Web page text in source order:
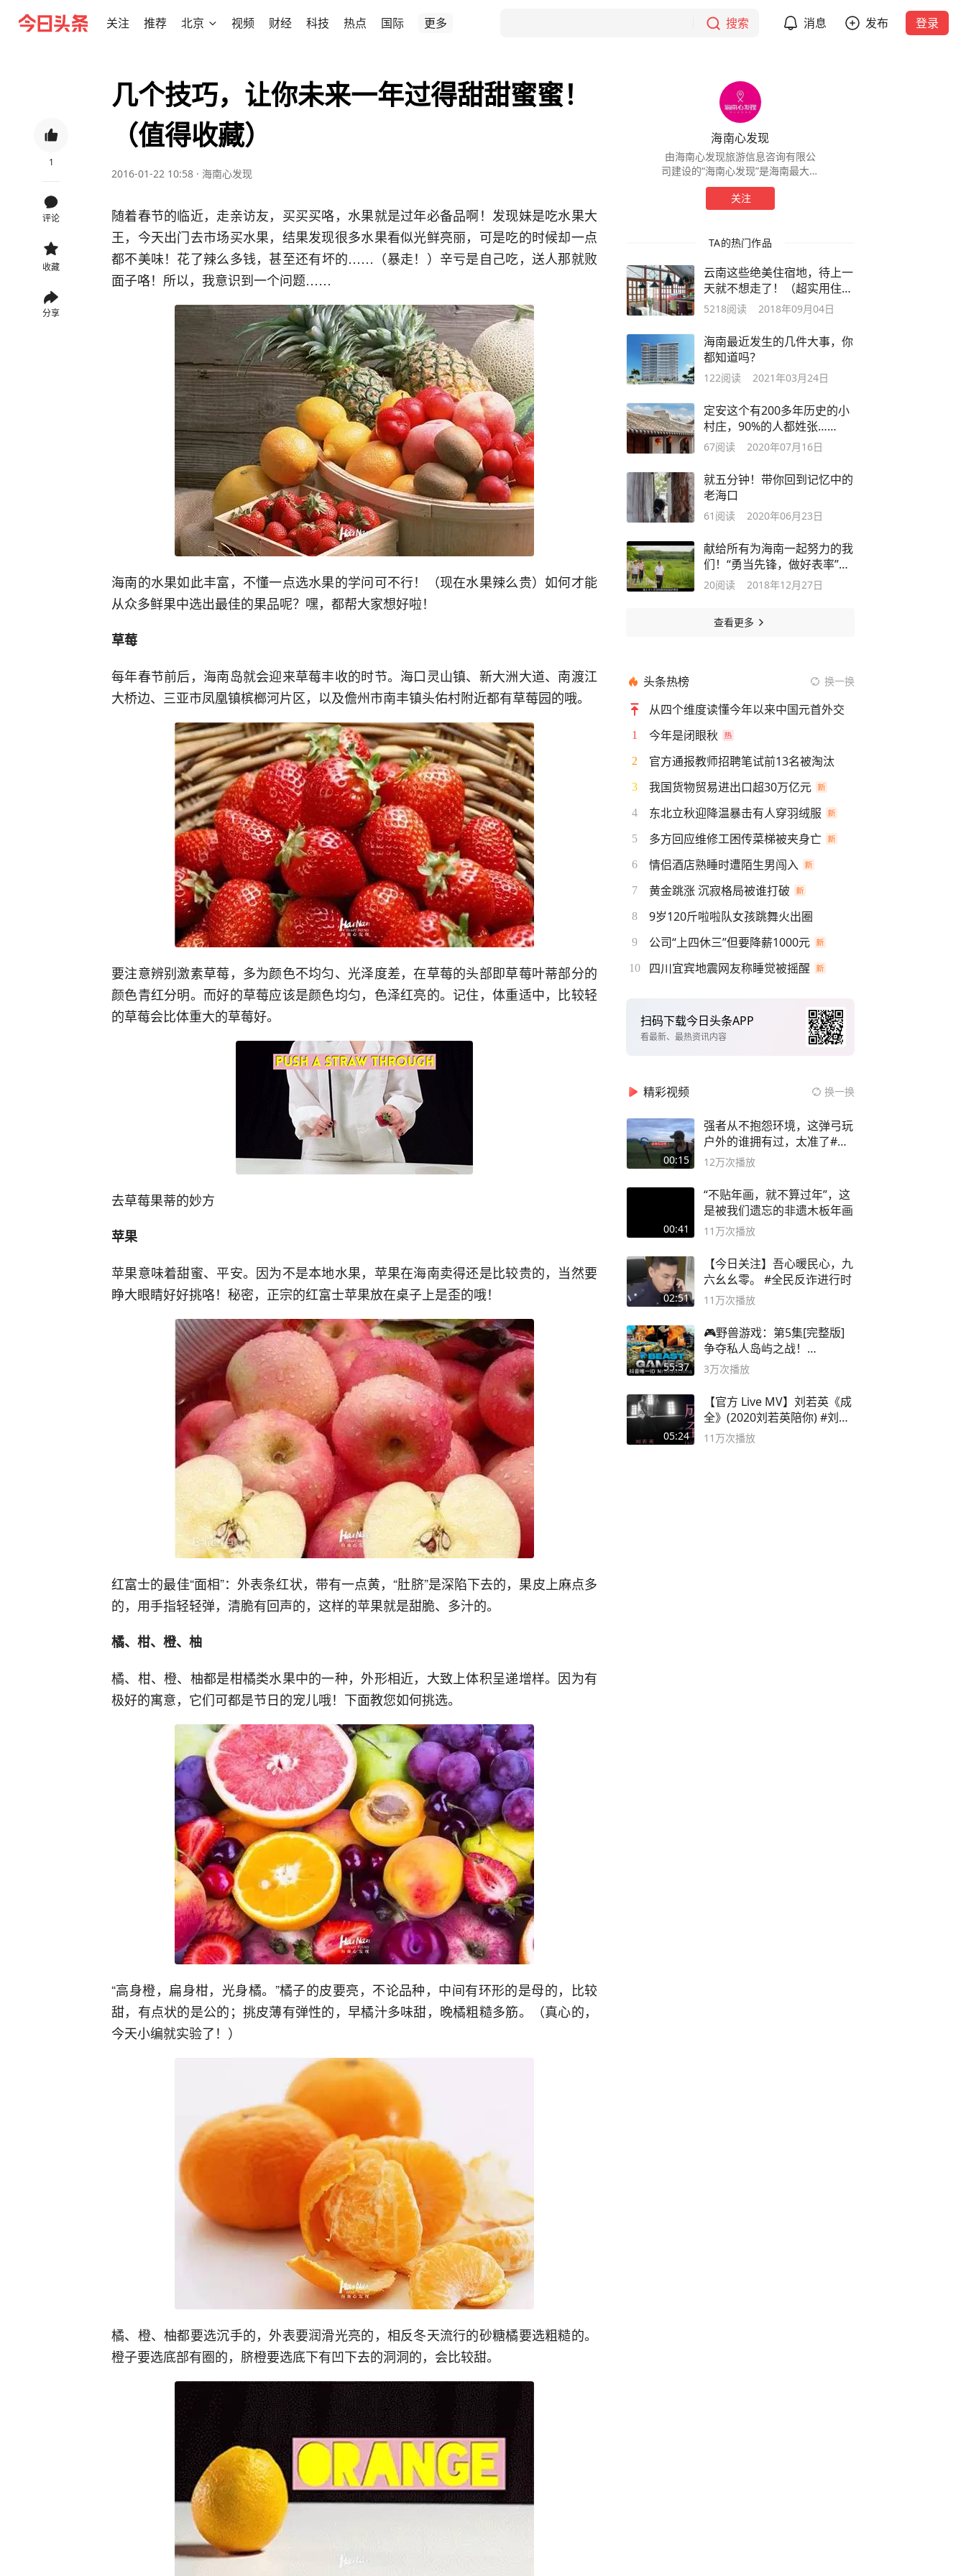
关注 推荐 北京 视频 财经 科技 热点 国际 更多 搜索 消息 发布 登录
1
评论
收藏
分享
几个技巧，让你未来一年过得甜甜蜜蜜！
（值得收藏）
2016-01-22 10:58 · 海南心发现
随着春节的临近，走亲访友，买买买咯，水果就是过年必备品啊！发现妹是吃水果大
王，今天出门去市场买水果，结果发现很多水果看似光鲜亮丽，可是吃的时候却一点
都不美味！花了辣么多钱，甚至还有坏的……（暴走！）辛亏是自己吃，送人那就败
面子咯！所以，我意识到一个问题……
海南的水果如此丰富，不懂一点选水果的学问可不行！（现在水果辣么贵）如何才能
从众多鲜果中选出最佳的果品呢？嘿，都帮大家想好啦！
草莓
每年春节前后，海南岛就会迎来草莓丰收的时节。海口灵山镇、新大洲大道、南渡江
大桥边、三亚市凤凰镇槟榔河片区，以及儋州市南丰镇头佑村附近都有草莓园的哦。
要注意辨别激素草莓，多为颜色不均匀、光泽度差，在草莓的头部即草莓叶蒂部分的
颜色青红分明。而好的草莓应该是颜色均匀，色泽红亮的。记住，体重适中，比较轻
的草莓会比体重大的草莓好。
去草莓果蒂的妙方
苹果
苹果意味着甜蜜、平安。因为不是本地水果，苹果在海南卖得还是比较贵的，当然要
睁大眼睛好好挑咯！秘密，正宗的红富士苹果放在桌子上是歪的哦！
红富士的最佳“面相”：外表条红状，带有一点黄，“肚脐”是深陷下去的，果皮上麻点多
的，用手指轻轻弹，清脆有回声的，这样的苹果就是甜脆、多汁的。
橘、柑、橙、柚
橘、柑、橙、柚都是柑橘类水果中的一种，外形相近，大致上体积呈递增样。因为有
极好的寓意，它们可都是节日的宠儿哦！下面教您如何挑选。
“高身橙，扁身柑，光身橘。”橘子的皮要亮，不论品种，中间有环形的是母的，比较
甜，有点状的是公的；挑皮薄有弹性的，早橘汁多味甜，晚橘粗糙多筋。（真心的，
今天小编就实验了！）
橘、橙、柚都要选沉手的，外表要润滑光亮的，相反冬天流行的砂糖橘要选粗糙的。
橙子要选底部有圈的，脐橙要选底下有凹下去的洞洞的，会比较甜。
海南心发现
由海南心发现旅游信息咨询有限公
司建设的“海南心发现”是海南最大的
以报道旅游文化为主的自媒体服务
平台。
关注
TA的热门作品
云南这些绝美住宿地，待上一
天就不想走了！（超实用住宿
攻略）
5218阅读 2018年09月04日
海南最近发生的几件大事，你
都知道吗？
122阅读 2021年03月24日
定安这个有200多年历史的小
村庄，90%的人都姓张……
67阅读 2020年07月16日
就五分钟！带你回到记忆中的
老海口
61 阅读 2020年06月23日
献给所有为海南一起努力的我
们！“勇当先锋，做好表率”今
日首发
20阅读 2018年12月27日
查看更多
头条热榜 换一换
从四个维度读懂今年以来中国元首外交
1 今年是闭眼秋
2 官方通报教师招聘笔试前13名被淘汰
3 我国货物贸易进出口超30万亿元
4 东北立秋迎降温暴击有人穿羽绒服
5 多方回应维修工困传菜梯被夹身亡
6 情侣酒店熟睡时遭陌生男闯入
7 黄金跳涨 沉寂格局被谁打破
8 9岁120斤啦啦队女孩跳舞火出圈
9 公司“上四休三”但要降薪1000元
10 四川宜宾地震网友称睡觉被摇醒
扫码下载今日头条APP
看最新、最热资讯内容
精彩视频 换一换
00:15
强者从不抱怨环境，这弹弓玩
户外的谁拥有过，太准了#弹
弓#户外
12万次播放
00:41
“不贴年画，就不算过年”，这
是被我们遗忘的非遗木板年画
11万次播放
02:51
【今日关注】吾心暖民心，九
六幺幺零。 #全民反诈进行时
11万次播放
55:37
🎮野兽游戏：第5集[完整版]
争夺私人岛屿之战！
#MrBeastChina
3万次播放
05:24
【官方 Live MV】刘若英《成
全》(2020刘若英陪你) #刘若
英 #成全
11万次播放